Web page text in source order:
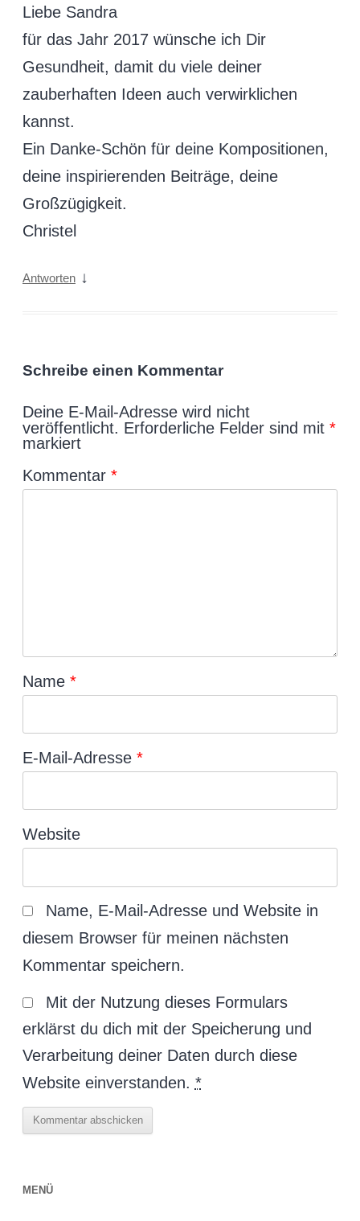
Liebe Sandra
für das Jahr 2017 wünsche ich Dir
Gesundheit, damit du viele deiner
zauberhaften Ideen auch verwirklichen
kannst.
Ein Danke-Schön für deine Kompositionen,
deine inspirierenden Beiträge, deine
Großzügigkeit.
Christel
Antworten ↓
Schreibe einen Kommentar
Deine E-Mail-Adresse wird nicht
veröffentlicht. Erforderliche Felder sind mit *
markiert
Kommentar *
Name *
E-Mail-Adresse *
Website
Name, E-Mail-Adresse und Website in
diesem Browser für meinen nächsten
Kommentar speichern.
Mit der Nutzung dieses Formulars
erklärst du dich mit der Speicherung und
Verarbeitung deiner Daten durch diese
Website einverstanden. *
MENÜ